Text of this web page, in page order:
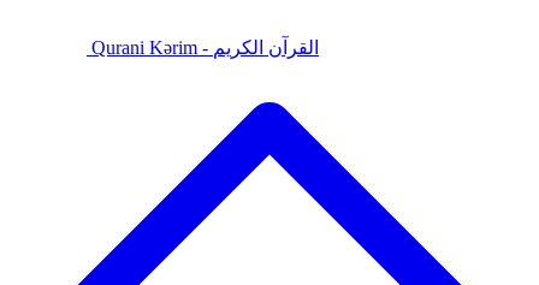
Qurani Kərim - القرآن الكريم